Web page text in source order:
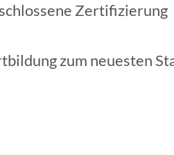
Zertifizierung
zum neuesten